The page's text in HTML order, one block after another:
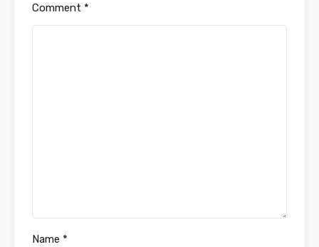
Comment *
Name *